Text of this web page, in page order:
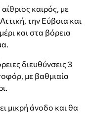
καιρός, με
την Εύβοια και
και στα βόρεια
διευθύνσεις 3
με βαθμιαία
μικρή άνοδο και θα